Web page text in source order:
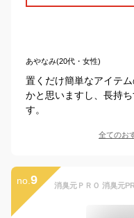
あやなみ(20代・女性)
置くだけ簡単なアイテ
かと思いますし、長持
す。
全てのお
no. 9